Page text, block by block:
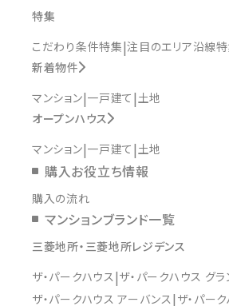
特集
こだわり条件特集 注目のエリア沿線
新着物件
マンション 一戸建て 土地
オープンハウス
マンション 一戸建て 土地
購入お役立ち情報
購入の流れ
マンションブランド一覧
三菱地所・三菱地所レジデンス
ザ・パークハウス ザ・パークハウス グラ
ザ・パークハウス アーバンス ザ・パー